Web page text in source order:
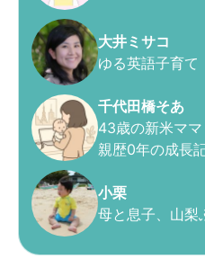
大井ミサコ
ゆる英語子育て
千代田橋そあ
43歳の新米マ
親歴0年の成長記
小栗
母と息子、山梨